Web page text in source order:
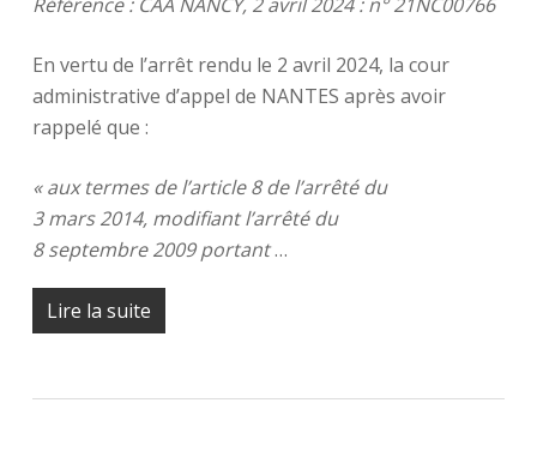
En vertu de l’arrêt rendu le 2 avril 2024, la cour
administrative d’appel de NANTES après avoir
rappelé que :
« aux termes de l’article 8 de l’arrêté du
3 mars 2014, modifiant l’arrêté du
8 septembre 2009 portant…
Lire la suite